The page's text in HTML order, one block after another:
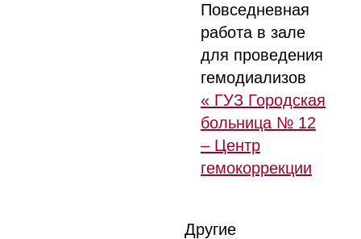
Повседневная
работа в зале
для проведения
гемодиализов
« ГУЗ Городская
больница № 12
– Центр
гемокоррекции
Другие